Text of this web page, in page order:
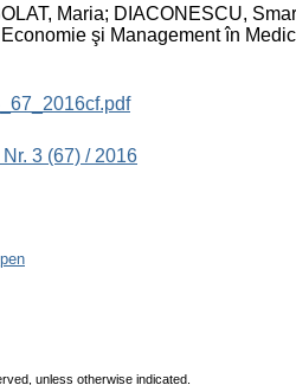
Maria; DIACONESCU,
şi Management în
3 (67) / 2016
unless otherwise indicated.